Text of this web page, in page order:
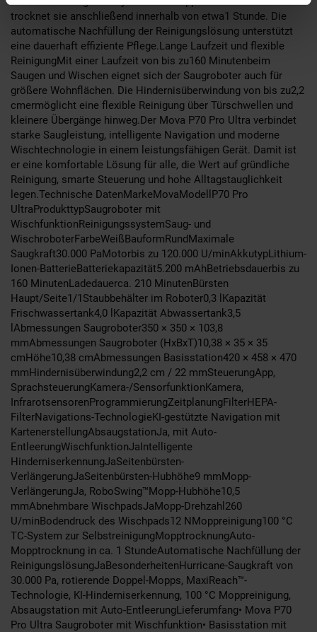
trocknet sie anschließend innerhalb von etwa1 Stunde. Die
automatische Nachfüllung der Reinigungslösung unterstützt
eine dauerhaft effiziente Pflege.Lange Laufzeit und flexible
ReinigungMit einer Laufzeit von bis zu160 Minutenbeim
Saugen und Wischen eignet sich der Saugroboter auch für
größere Wohnflächen. Die Hindernisüberwindung von bis zu2,2
cmermöglicht eine flexible Reinigung über Türschwellen und
kleinere Übergänge hinweg.Der Mova P70 Pro Ultra verbindet
starke Saugleistung, intelligente Navigation und moderne
Wischtechnologie in einem leistungsfähigen Gerät. Damit ist
er eine komfortable Lösung für alle, die Wert auf gründliche
Reinigung, smarte Steuerung und hohe Alltagstauglichkeit
legen.Technische DatenMarkeMovaModellP70 Pro
UltraProdukttypSaugroboter mit
WischfunktionReinigungssystemSaug- und
WischroboterFarbeWeißBauformRundMaximale
Saugkraft30.000 PaMotorbis zu 120.000 U/minAkkutypLithium-
Ionen-BatterieBatteriekapazität5.200 mAhBetriebsdauerbis zu
160 MinutenLadedauerca. 210 MinutenBürsten
Haupt/Seite1/1Staubbehälter im Roboter0,3 lKapazität
Frischwassertank4,0 lKapazität Abwassertank3,5
lAbmessungen Saugroboter350 × 350 × 103,8
mmAbmessungen Saugroboter (HxBxT)10,38 × 35 × 35
cmHöhe10,38 cmAbmessungen Basisstation420 × 458 × 470
mmHindernisüberwindung2,2 cm / 22 mmSteuerungApp,
SprachsteuerungKamera-/SensorfunktionKamera,
InfrarotsensorenProgrammierungZeitplanungFilterHEPA-
FilterNavigations-TechnologieKI-gestützte Navigation mit
KartenerstellungAbsaugstationJa, mit Auto-
EntleerungWischfunktionJaIntelligente
HinderniserkennungJaSeitenbürsten-
VerlängerungJaSeitenbürsten-Hubhöhe9 mmMopp-
VerlängerungJa, RoboSwing™Mopp-Hubhöhe10,5
mmAbnehmbare WischpadsJaMopp-Drehzahl260
U/minBodendruck des Wischpads12 NMoppreinigung100 °C
TC-System zur SelbstreinigungMopptrocknungAuto-
Mopptrocknung in ca. 1 StundeAutomatische Nachfüllung der
ReinigungslösungJaBesonderheitenHurricane-Saugkraft von
30.000 Pa, rotierende Doppel-Mopps, MaxiReach™-
Technologie, KI-Hinderniserkennung, 100 °C Moppreinigung,
Absaugstation mit Auto-EntleerungLieferumfang• Mova P70
Pro Ultra Saugroboter mit Wischfunktion• Basisstation mit